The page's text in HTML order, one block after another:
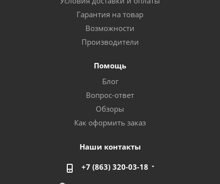
Гарантия на товар
Возможности
Производители
Помощь
Блог
Вопрос-ответ
Обзоры
Как оформить заказ
Наши контакты
+7 (863) 320-03-18